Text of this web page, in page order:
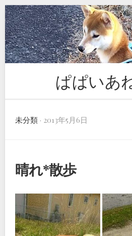
Skip
to
content
ぱぱいあ
未分類 · 2013年5月6日
晴れ*散歩